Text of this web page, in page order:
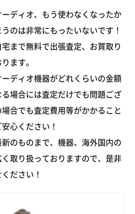
ディオ、もう使わなくなったか
のは非常にもったいないです！
まで無料で出張査定、お買取り
ます。
ディオ機器がどれくらいの金額
場合には査定だけでも問題ござ
合でも査定費用等がかかること
心ください！
のものまで、機器、海外国内の
取り扱っておりますので、是非
ださい！